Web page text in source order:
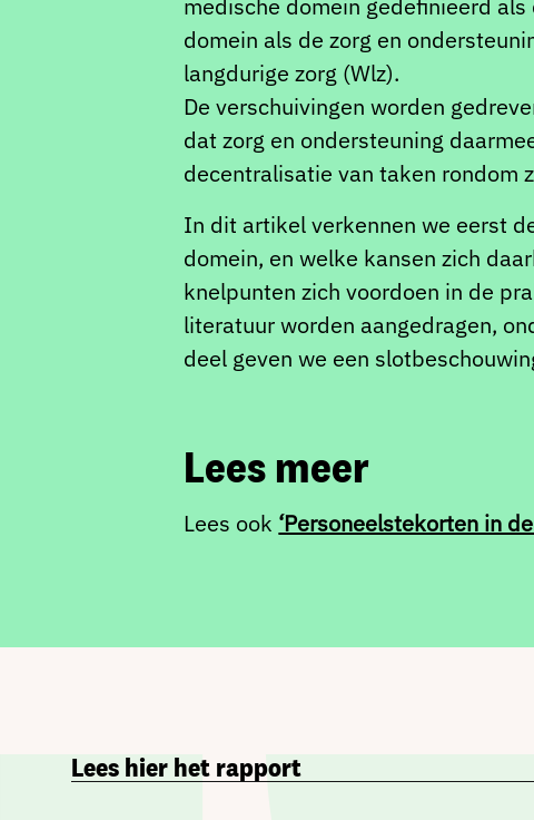
medische domein gedefinieerd
domein als de zorg en
langdurige zorg (Wlz).
De verschuivingen worden
dat zorg en ondersteuning
decentralisatie van taken rondom
In dit artikel verkennen we eerst
domein, en welke kansen zich
knelpunten zich voordoen in de
literatuur worden aangedragen,
deel geven we een
Lees meer
Lees ook ‘Personeelstekorten in
Lees hier het rapport